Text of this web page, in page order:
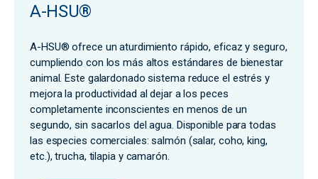
A-HSU®
A-HSU® ofrece un aturdimiento rápido, eficaz y seguro,
cumpliendo con los más altos estándares de bienestar
animal. Este galardonado sistema reduce el estrés y
mejora la productividad al dejar a los peces
completamente inconscientes en menos de un
segundo, sin sacarlos del agua. Disponible para todas
las especies comerciales: salmón (salar, coho, king,
etc.), trucha, tilapia y camarón.